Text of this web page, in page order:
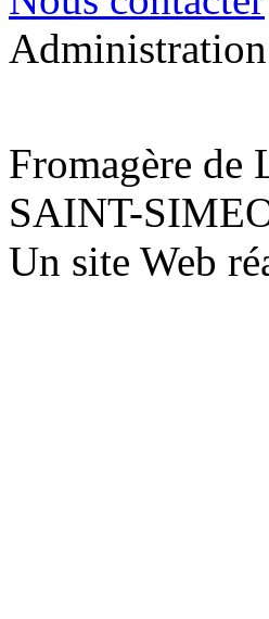
Administration
Fromagère de
SAINT-
Un site Web